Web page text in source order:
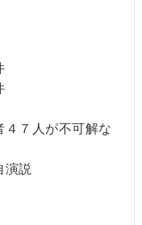
４７人が不可解な
演説